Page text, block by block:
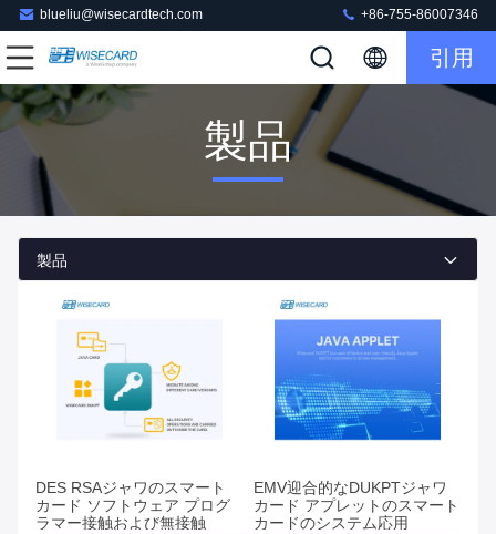
blueliu@wisecardtech.com +86-755-86007346
引用
製品
製品
DES RSAジャワのスマート
カード ソフトウェア プログ
ラマー接触および無接触
EMV迎合的なDUKPTジャワ
カード アプレットのスマート
カードのシステム応用